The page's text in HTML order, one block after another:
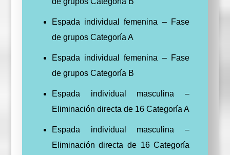
Espada individual femenina – Fase
de grupos Categoría A
Espada individual femenina – Fase
de grupos Categoría B
Espada individual masculina –
Eliminación directa de 16 Categoría A
Espada individual masculina –
Eliminación directa de 16 Categoría